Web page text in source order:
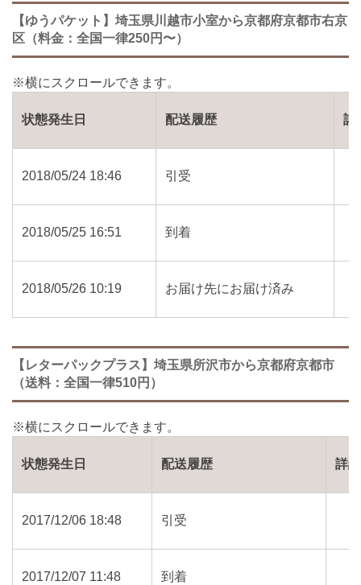
【ゆうパケット】埼玉県川越市小室から京都府京都市右京
区（料金：全国一律250円〜）
状態発生日 配送履歴 詳
2018/05/24 18:46 引受
2018/05/25 16:51 到着
2018/05/26 10:19 お届け先にお届け済み
【レターパックプラス】埼玉県所沢市から京都府京都市
（送料：全国一律510円）
状態発生日 配送履歴 詳細
2017/12/06 18:48 引受
2017/12/07 11:48 到着